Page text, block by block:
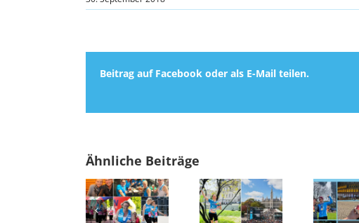
Beitrag auf Facebook oder als E-Mail teilen.
Ähnliche Beiträge